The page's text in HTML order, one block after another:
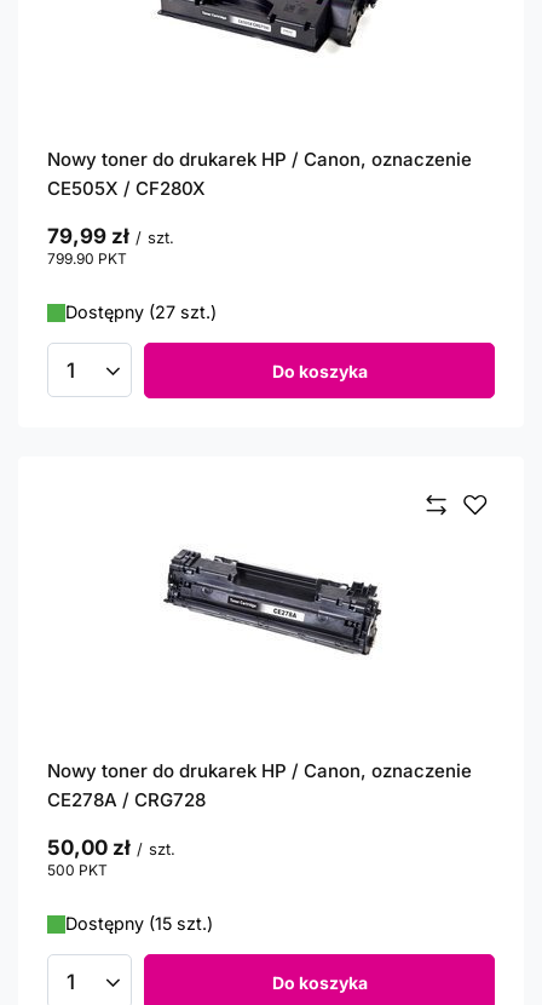
Nowy toner do drukarek HP / Canon, oznaczenie
CE505X / CF280X
79,99 zł / szt.
799.90 PKT
Dostępny (27 szt.)
Ilość produktów Do koszyka
Nowy toner do drukarek HP / Canon, oznaczenie
CE278A / CRG728
50,00 zł / szt.
500 PKT
Dostępny (15 szt.)
Ilość produktów Do koszyka